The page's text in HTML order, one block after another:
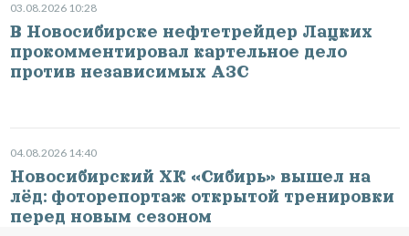
03.08.2026 10:28
В Новосибирске нефтетрейдер Лацких
прокомментировал картельное дело
против независимых АЗС
04.08.2026 14:40
Новосибирский ХК «Сибирь» вышел на
лёд: фоторепортаж открытой тренировки
перед новым сезоном